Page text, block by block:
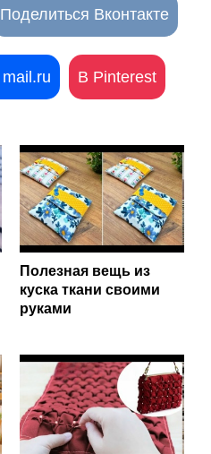
Поделиться Вконтакте
mail.ru В Pinterest
Полезная вещь из
куска ткани своими
руками